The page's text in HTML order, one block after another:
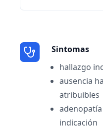
Sintomas
hallazgo
ausencia
atribuibles
indicación